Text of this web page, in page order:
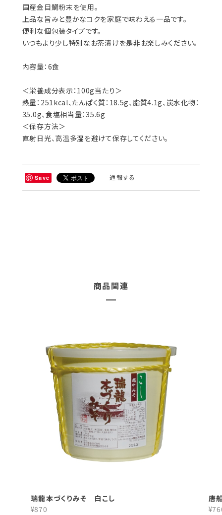
国産金目鯛粉末を使用。
上品な旨みと豊かなコクを家庭で味わえる一品です。
便利な個包装タイプです。
いつもより少し特別なお茶漬けを是非お楽しみください。
内容量：6食
＜栄養成分表示：100g当たり＞
熱量：251kcal、たんぱく質：18.5g、脂質4.1g、炭水化物：
35.0g、食塩相当量：35.6g
＜保存方法＞
直射日光、高温多湿を避けて保存してください。
Save 通報する
商品関連
瑞龍本づくりみそ 白こし
¥870
唐